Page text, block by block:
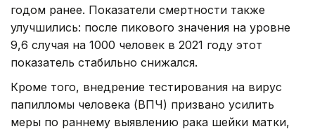
годом ранее. Показатели смертности также
улучшились: после пикового значения на уровне
9,6 случая на 1000 человек в 2021 году этот
показатель стабильно снижался.
Кроме того, внедрение тестирования на вирус
папилломы человека (ВПЧ) призвано усилить
меры по раннему выявлению рака шейки матки,